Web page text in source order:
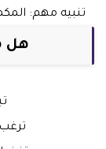
تنبيه مهم:
هل